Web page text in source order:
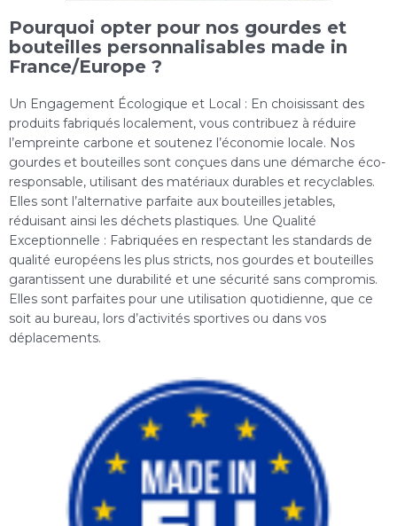
Pourquoi opter pour nos gourdes et
bouteilles personnalisables made in
France/Europe ?
Un Engagement Écologique et Local : En choisissant des
produits fabriqués localement, vous contribuez à réduire
l’empreinte carbone et soutenez l’économie locale. Nos
gourdes et bouteilles sont conçues dans une démarche éco-
responsable, utilisant des matériaux durables et recyclables.
Elles sont l’alternative parfaite aux bouteilles jetables,
réduisant ainsi les déchets plastiques. Une Qualité
Exceptionnelle : Fabriquées en respectant les standards de
qualité européens les plus stricts, nos gourdes et bouteilles
garantissent une durabilité et une sécurité sans compromis.
Elles sont parfaites pour une utilisation quotidienne, que ce
soit au bureau, lors d’activités sportives ou dans vos
déplacements.